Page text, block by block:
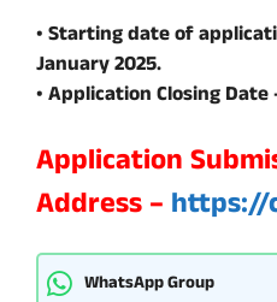
• Starting date of
January 2025.
• Application Closing Date
Application
Address – https://
WhatsApp Group